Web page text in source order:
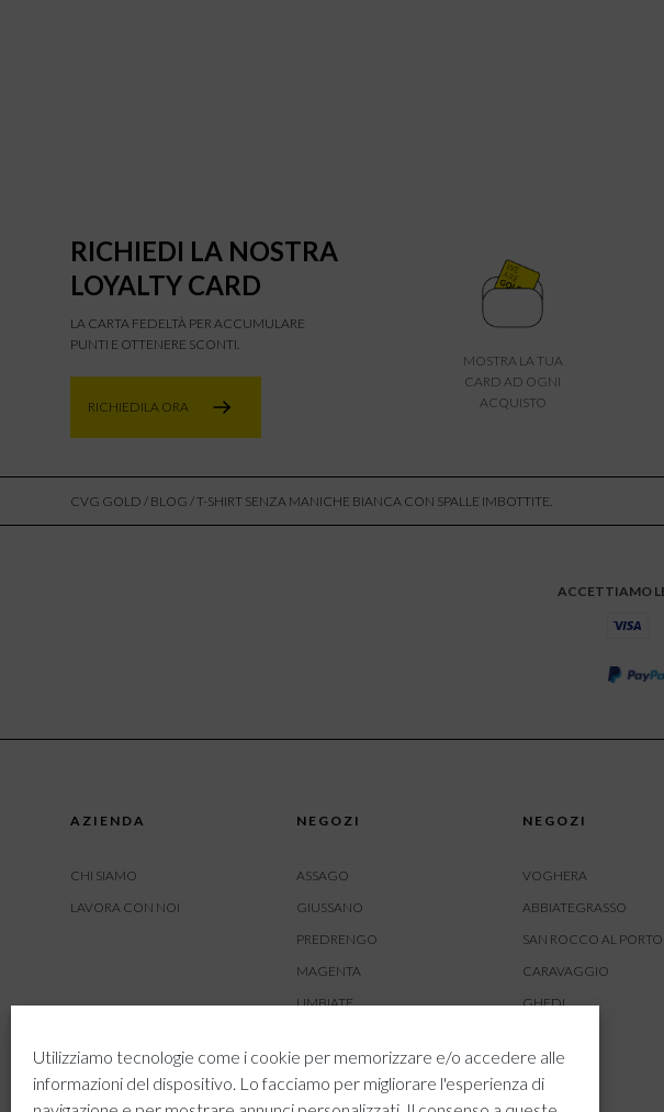
Utilizziamo tecnologie come i cookie per memorizzare e/o accedere alle
informazioni del dispositivo. Lo facciamo per migliorare l'esperienza di
RICHIEDI LA NOSTRA
LOYALTY CARD
LA CARTA FEDELTÀ PER ACCUMULARE
PUNTI E OTTENERE SCONTI.
RICHIEDILA ORA
MOSTRA LA TUA
CARD AD OGNI
ACQUISTO
CVG GOLD / BLOG / T-SHIRT SENZA MANICHE BIANCA CON SPALLE IMBOTTITE.
ACCETTIAMO
AZIENDA
CHI SIAMO
LAVORA CON NOI
NEGOZI
ASSAGO
GIUSSANO
PREDRENGO
MAGENTA
LIMBIATE
BUSNAGO
NEGOZI
VOGHERA
ABBIATEGRASSO
SAN ROCCO AL PORTO
CARAVAGGIO
GHEDI
CREMONA